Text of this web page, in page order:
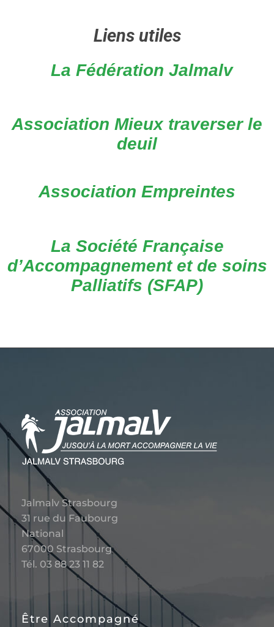
Liens utiles
La Fédération Jalmalv
Association Mieux traverser le
deuil
Association Empreintes
La Société Française
d’Accompagnement et de soins
Palliatifs (SFAP)
Jalmalv Strasbourg
31 rue du Faubourg
National
67000 Strasbourg
Tél. 03 88 23 11 82
Être Accompagné